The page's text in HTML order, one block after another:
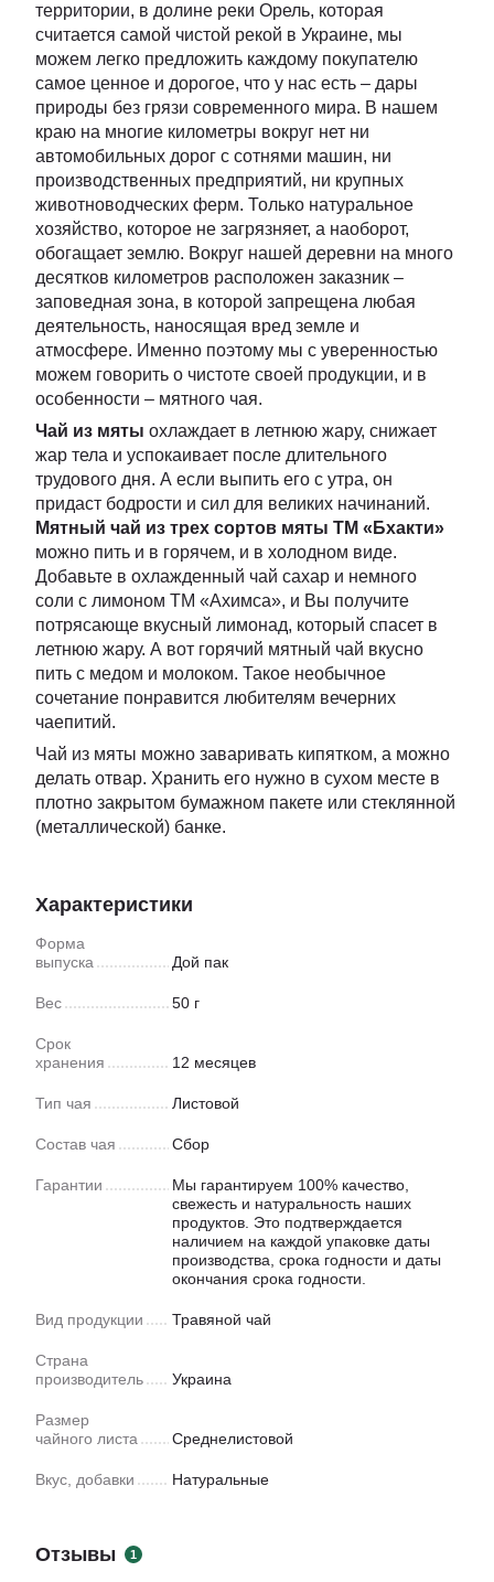
территории, в долине реки Орель, которая
считается самой чистой рекой в Украине, мы
можем легко предложить каждому покупателю
самое ценное и дорогое, что у нас есть – дары
природы без грязи современного мира. В нашем
краю на многие километры вокруг нет ни
автомобильных дорог с сотнями машин, ни
производственных предприятий, ни крупных
животноводческих ферм. Только натуральное
хозяйство, которое не загрязняет, а наоборот,
обогащает землю. Вокруг нашей деревни на много
десятков километров расположен заказник –
заповедная зона, в которой запрещена любая
деятельность, наносящая вред земле и
атмосфере. Именно поэтому мы с уверенностью
можем говорить о чистоте своей продукции, и в
особенности – мятного чая.
Чай из мяты охлаждает в летнюю жару, снижает
жар тела и успокаивает после длительного
трудового дня. А если выпить его с утра, он
придаст бодрости и сил для великих начинаний.
Мятный чай из трех сортов мяты ТМ «Бхакти»
можно пить и в горячем, и в холодном виде.
Добавьте в охлажденный чай сахар и немного
соли с лимоном ТМ «Ахимса», и Вы получите
потрясающе вкусный лимонад, который спасет в
летнюю жару. А вот горячий мятный чай вкусно
пить с медом и молоком. Такое необычное
сочетание понравится любителям вечерних
чаепитий.
Чай из мяты можно заваривать кипятком, а можно
делать отвар. Хранить его нужно в сухом месте в
плотно закрытом бумажном пакете или стеклянной
(металлической) банке.
Характеристики
Форма
выпуска
Дой пак
Вес 50 г
Срок
хранения
12 месяцев
Тип чая Листовой
Состав чая Сбор
Гарантии
Мы гарантируем 100% качество,
свежесть и натуральность наших
продуктов. Это подтверждается
наличием на каждой упаковке даты
производства, срока годности и даты
окончания срока годности.
Вид продукции Травяной чай
Страна
производитель
Украина
Размер
чайного листа
Среднелистовой
Вкус, добавки Натуральные
Отзывы 1